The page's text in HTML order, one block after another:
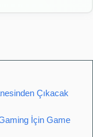
Çıkacak
İçin Game